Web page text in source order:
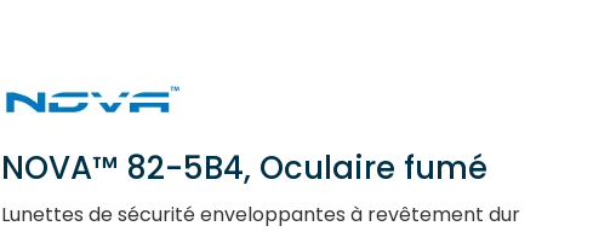
NOVA™ 82-5B4, Oculaire fumé
Lunettes de sécurité enveloppantes à revêtement dur